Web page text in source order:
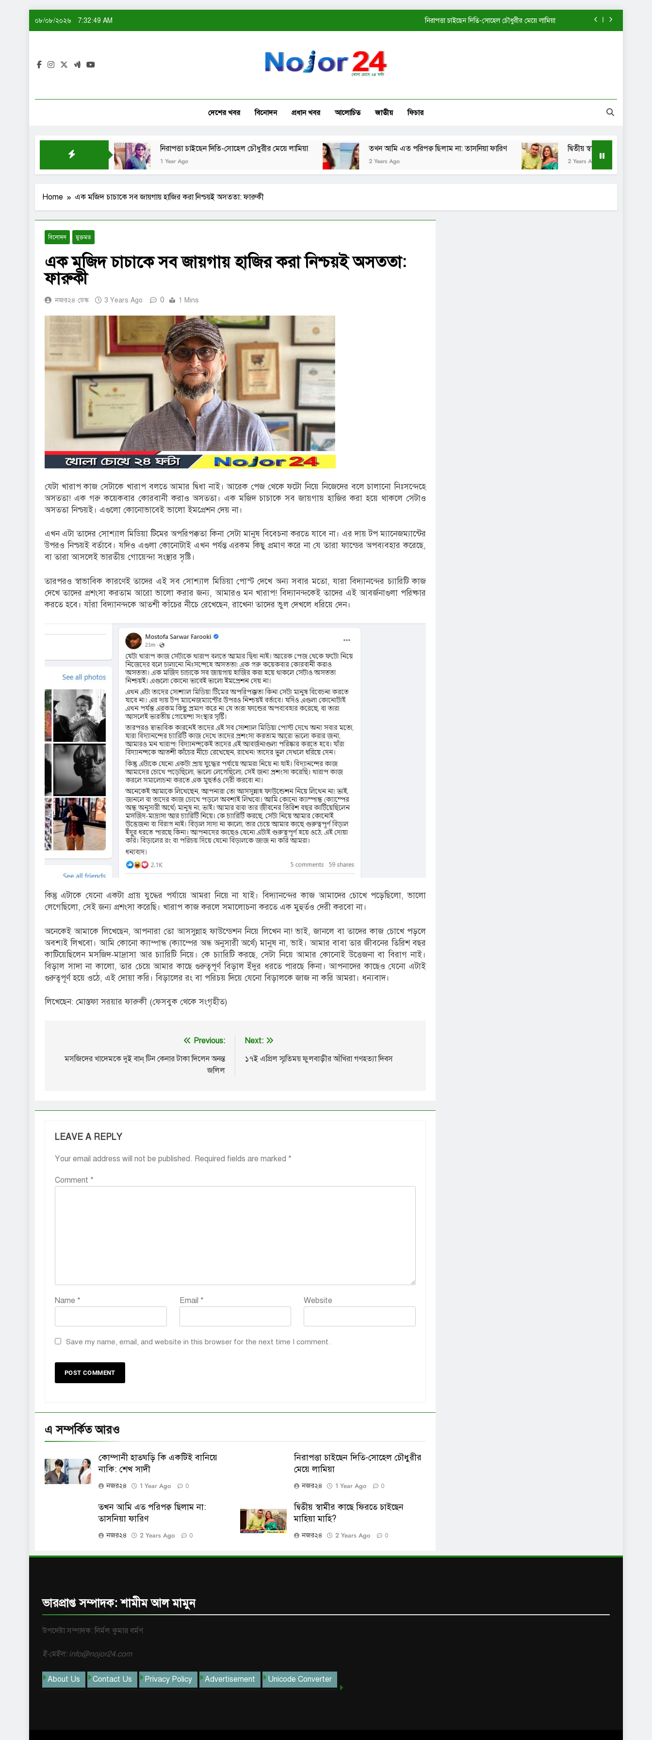
০৮/০৮/২০২৬ 7:32:49 AM নিরাপত্তা চাইছেন দিতি-সোহেল চৌধুরীর মেয়ে লামিয়া
দ্বিতীয় স্বামীর কাছে ফিরতে চাইছেন মাহিয়া মাহি?
দেশের খবর বিনোদন প্রধান খবর আলোচিত জাতীয় ফিচার
বানিয়ে নাকি: শেখ সাদী নিরাপত্তা চাইছেন দিতি-সোহেল চৌধুরীর মেয়ে লামিয়া
1 Year Ago
তখন আমি এত পরিপক্ব ছিলাম না: তাসনিয়া ফারিণ
2 Years Ago
দ্বিতীয় স্বামীর কাছে ফিরতে চাইছেন
2 Years Ago
Home এক মজিদ চাচাকে সব জায়গায় হাজির করা নিশ্চয়ই অসততা: ফারুকী
বিনোদন মুক্তমত
এক মজিদ চাচাকে সব জায়গায় হাজির করা নিশ্চয়ই অসততা:
ফারুকী
নজর২৪ ডেস্ক 3 Years Ago 0 1 Mins
যেটা খারাপ কাজ সেটাকে খারাপ বলতে আমার দ্বিধা নাই। আরেক পেজ থেকে ফটো নিয়ে নিজেদের বলে চালানো নিঃসন্দেহে
অসততা! এক গরু কয়েকবার কোরবানী করাও অসততা। এক মজিদ চাচাকে সব জায়গায় হাজির করা হয়ে থাকলে সেটাও
অসততা নিশ্চয়ই। এগুলো কোনোভাবেই ভালো ইমপ্রেশন দেয় না।
এখন এটা তাদের সোশ্যাল মিডিয়া টিমের অপরিপক্কতা কিনা সেটা মানুষ বিবেচনা করতে যাবে না। এর দায় টপ ম্যানেজম্যান্টের
উপরও নিশ্চয়ই বর্তাবে। যদিও এগুলা কোনোটাই এখন পর্যন্ত এরকম কিছু প্রমাণ করে না যে তারা ফান্ডের অপব্যবহার করেছে,
বা তারা আসলেই ভারতীয় গোয়েন্দা সংস্থার সৃষ্টি।
তারপরও স্বাভাবিক কারণেই তাদের এই সব সোশ্যাল মিডিয়া পোস্ট দেখে অন্য সবার মতো, যারা বিদ্যানন্দের চ্যারিটি কাজ
দেখে তাদের প্রশংসা করতাম আরো ভালো করার জন্য, আমারও মন খারাপ! বিদ্যানন্দকেই তাদের এই আবর্জনাগুলা পরিষ্কার
করতে হবে। যাঁরা বিদ্যানন্দকে আতশী কাঁচের নীচে রেখেছেন, রাখেন! তাদের ভুল দেখলে ধরিয়ে দেন।
কিন্তু এটাকে যেনো একটা প্রায় যুদ্ধের পর্যায়ে আমরা নিয়ে না যাই। বিদ্যানন্দের কাজ আমাদের চোখে পড়েছিলো, ভালো
লেগেছিলো, সেই জন্য প্রশংসা করেছি। খারাপ কাজ করলে সমালোচনা করতে এক মুহুর্তও দেরী করবো না।
অনেকেই আমাকে লিখেছেন, আপনারা তো আসসুন্নাহ ফাউন্ডেশন নিয়ে লিখেন না! ভাই, জানলে বা তাদের কাজ চোখে পড়লে
অবশ্যই লিখবো। আমি কোনো ক্যাম্পান্ধ (ক্যাম্পের অন্ধ অনুসারী অর্থে) মানুষ না, ভাই। আমার বাবা তার জীবনের তিরিশ বছর
কাটিয়েছিলেন মসজিদ-মাদ্রাসা আর চ্যারিটি নিয়ে। কে চ্যারিটি করছে, সেটা নিয়ে আমার কোনোই উত্তেজনা বা বিরাগ নাই।
বিড়াল সাদা না কালো, তার চেয়ে আমার কাছে গুরুত্বপূর্ণ বিড়াল ইঁদুর ধরতে পারছে কিনা। আপনাদের কাছেও যেনো এটাই
গুরুত্বপূর্ণ হয়ে ওঠে, এই দোয়া করি। বিড়ালের রং বা পরিচয় দিয়ে যেনো বিড়ালকে জাজ না করি আমরা। ধন্যবাদ।
লিখেছেন: মোস্তফা সরয়ার ফারুকী (ফেসবুক থেকে সংগৃহীত)
navigation
Previous:
মসজিদের খাদেমকে দুই বান্ টিন কেনার টাকা দিলেন অনন্ত
জলিল
Next:
১৭ই এপ্রিল স্মৃতিময় ফুলবাড়ীর আঁখিরা গণহত্যা দিবস
LEAVE A REPLY
Your email address will not be published. Required fields are marked *
Comment *
Name * Email * Website
Save my name, email, and website in this browser for the next time I comment.
এ সম্পর্কিত আরও
কোম্পানী হাতঘড়ি কি একটিই বানিয়ে
নাকি: শেখ সাদী
নজর২৪ 1 Year Ago 0
নিরাপত্তা চাইছেন দিতি-সোহেল চৌধুরীর
মেয়ে লামিয়া
নজর২৪ 1 Year Ago 0
তখন আমি এত পরিপক্ব ছিলাম না:
তাসনিয়া ফারিণ
নজর২৪ 2 Years Ago 0
দ্বিতীয় স্বামীর কাছে ফিরতে চাইছেন
মাহিয়া মাহি?
নজর২৪ 2 Years Ago 0
ভারপ্রাপ্ত সম্পাদক: শামীম আল মামুন
উপদেষ্টা সম্পাদক: নির্মল কুমার বর্মণ
ই-মেইল: info@nojor24.com
About Us Contact Us Privacy Policy Advertisement Unicode Converter